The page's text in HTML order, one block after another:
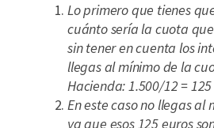
Lo primero que tienes
cuánto sería la cuota
sin tener en cuenta los
llegas al mínimo de la
Hacienda: 1.500/12 =
En este caso no llegas al
ya que esos 125 euros